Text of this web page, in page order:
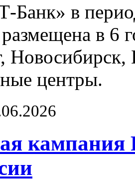
Банк» в
в 6
центры.